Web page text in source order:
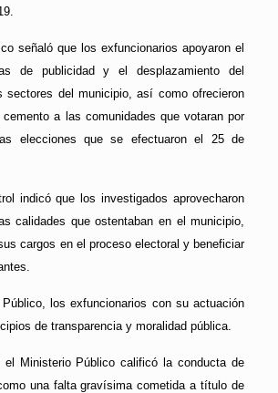
señaló que los exfuncionarios apoyaron el
de publicidad y el desplazamiento del
sectores del municipio, así como ofrecieron
a las comunidades que votaran por
elecciones que se efectuaron el 25 de
indicó que los investigados aprovecharon
calidades que ostentaban en el municipio,
cargos en el proceso electoral y beneficiar
los exfuncionarios con su actuación
de transparencia y moralidad pública.
el Ministerio Público calificó la conducta de
una falta gravísima cometida a título de